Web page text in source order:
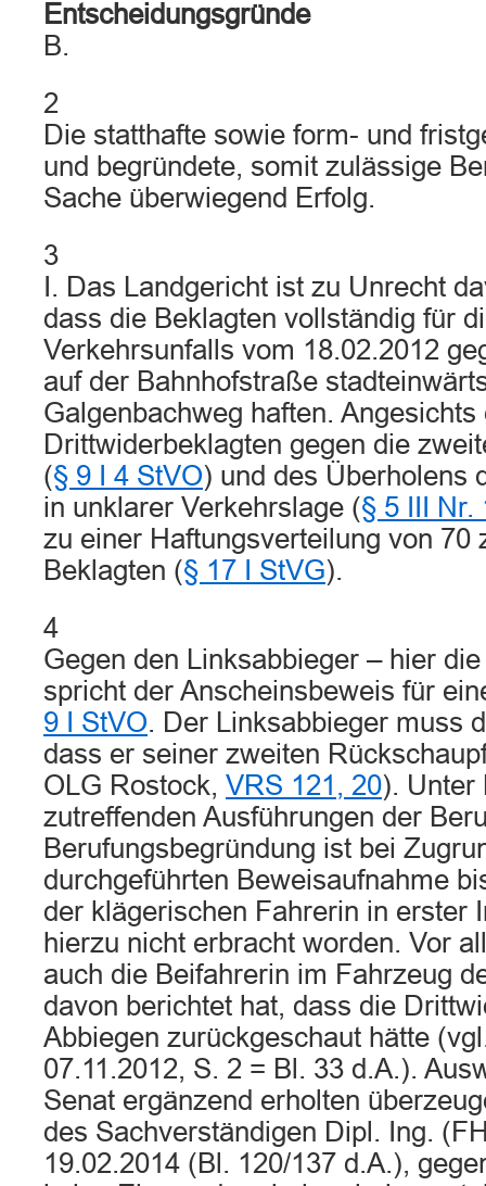
Entscheidungsgründe
B.
2
Die statthafte sowie form- und
und begründete, somit zulässige
Sache überwiegend Erfolg.
3
I. Das Landgericht ist zu Unrecht
dass die Beklagten vollständig für
Verkehrsunfalls vom 18.02.2012
auf der Bahnhofstraße
Galgenbachweg haften.
Drittwiderbeklagten gegen die
(§ 9 I 4 StVO) und des Überholens
in unklarer Verkehrslage (§ 5 III Nr.
zu einer Haftungsverteilung von 70
Beklagten (§ 17 I StVG).
4
Gegen den Linksabbieger – hier
spricht der Anscheinsbeweis für
9 I StVO. Der Linksabbieger muss
dass er seiner zweiten
OLG Rostock, VRS 121, 20). Unter
zutreffenden Ausführungen der
Berufungsbegründung ist bei
durchgeführten Beweisaufnahme
der klägerischen Fahrerin in erster
hierzu nicht erbracht worden. Vor
auch die Beifahrerin im Fahrzeug
davon berichtet hat, dass die
Abbiegen zurückgeschaut hätte
07.11.2012, S. 2 = Bl. 33 d.A.).
Senat ergänzend erholten
des Sachverständigen Dipl. Ing.
19.02.2014 (Bl. 120/137 d.A.),